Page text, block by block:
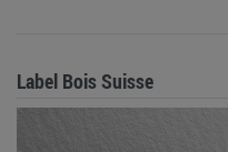
Label Bois Suisse